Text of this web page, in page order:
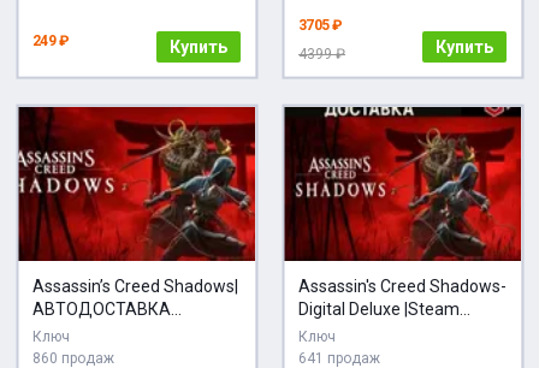
249 ₽ Купить
3705 ₽
4399 ₽
Купить
Assassin’s Creed Shadows|
АВТОДОСТАВКА
Россия/UA Steam
Ключ
860 продаж
Assassin's Creed Shadows-
Digital Deluxe |Steam
РУ+КЗ+CN+AR+TR+
Ключ
641 продаж